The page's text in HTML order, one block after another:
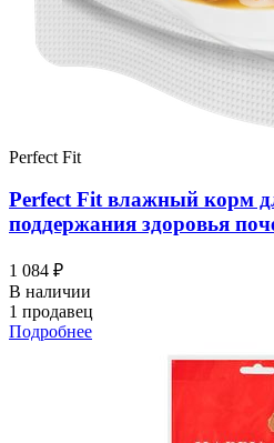
Perfect Fit
Perfect Fit влажный корм
поддержания здоровья
1 084 ₽
В наличии
1 продавец
Подробнее